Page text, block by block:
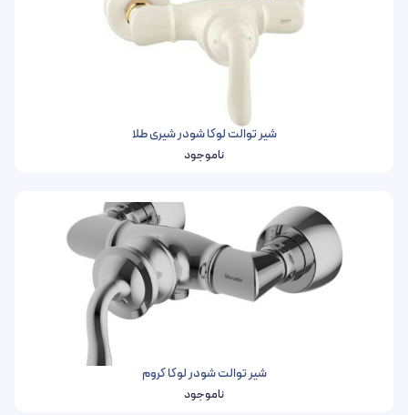
شیر توالت لوکا شودر شیری طلا
ناموجود
شیر توالت شودر لوکا کروم
ناموجود